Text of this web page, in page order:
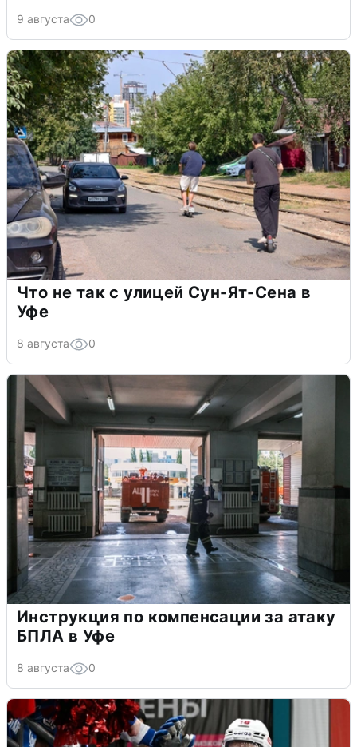
9 августа 0
Что не так с улицей Сун-Ят-Сена в
Уфе
8 августа 0
Инструкция по компенсации за атаку
БПЛА в Уфе
8 августа 0